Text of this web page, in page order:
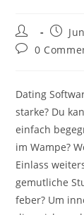
Post
author:
Post
Post0
Dating
starke? Du
einfach
im Wampe?
Einlass
gemutliche
feber? Um